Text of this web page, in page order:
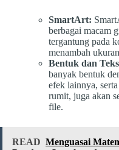
SmartArt:
berbagai macam
tergantung pada
menambah
Bentuk dan
banyak bentuk
efek lainnya,
rumit, juga akan
file.
READ Menguasai